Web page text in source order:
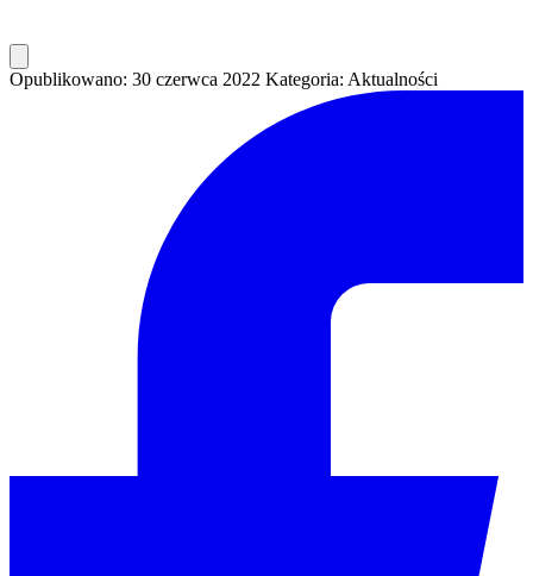
Opublikowano: 30 czerwca 2022 Kategoria: Aktualności